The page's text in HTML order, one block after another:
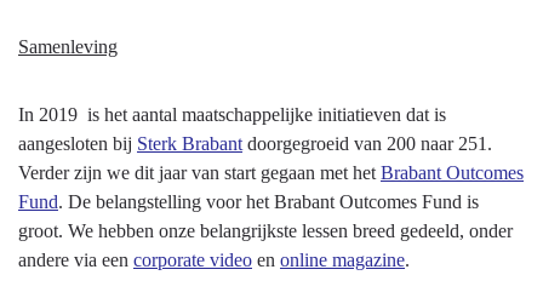
Samenleving
In 2019 is het aantal maatschappelijke initiatieven dat is
aangesloten bij Sterk Brabant doorgegroeid van 200 naar 251.
Verder zijn we dit jaar van start gegaan met het Brabant Outcomes
Fund. De belangstelling voor het Brabant Outcomes Fund is
groot. We hebben onze belangrijkste lessen breed gedeeld, onder
andere via een corporate video en online magazine.